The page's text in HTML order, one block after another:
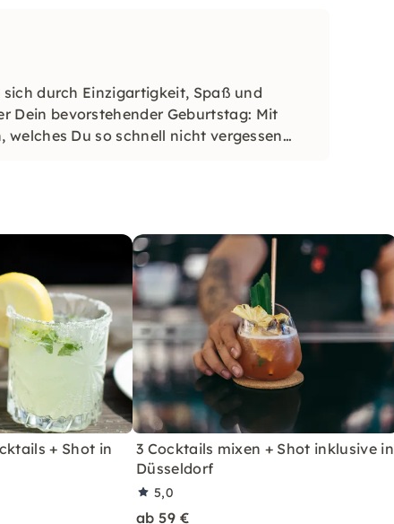
durch Einzigartigkeit, Spaß und
Dein bevorstehender Geburtstag: Mit
Du so schnell nicht vergessen
+ Shot in
3 Cocktails mixen + Shot inklusive in
Düsseldorf
5,0
ab 59 €